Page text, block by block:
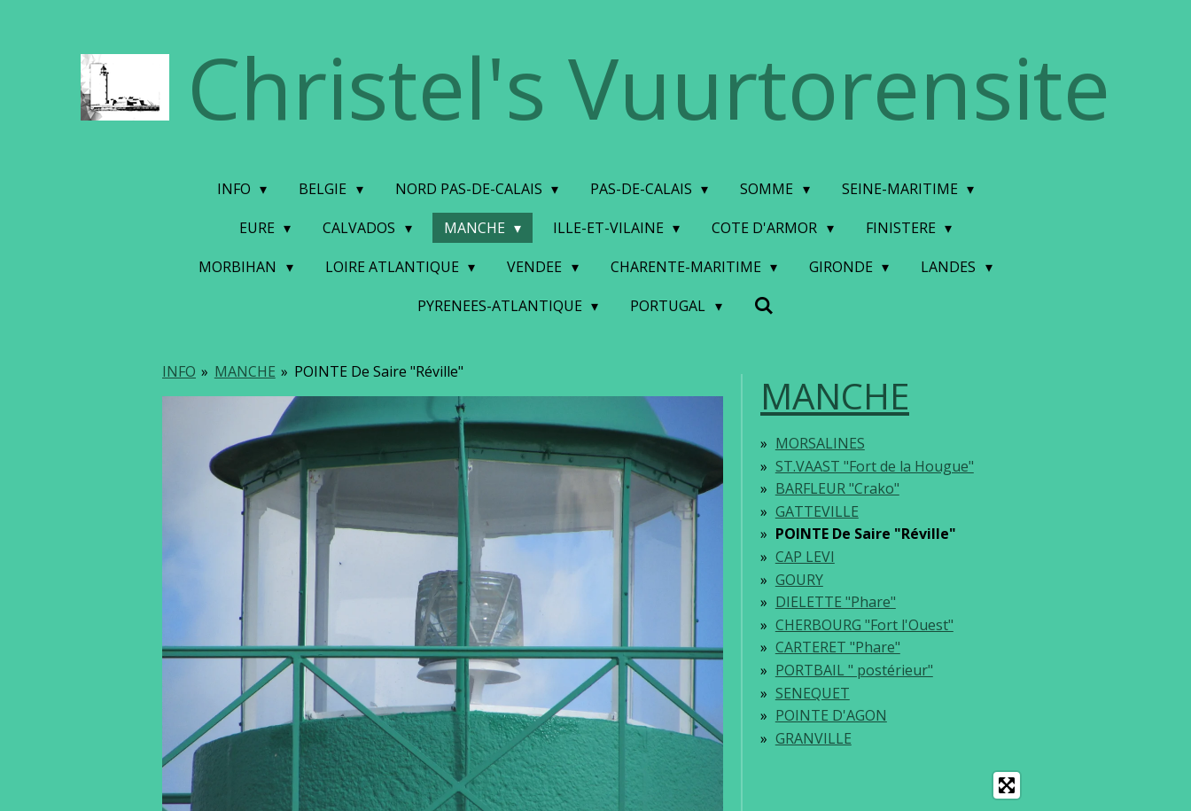
hoofdinhoud
Christel's Vuurtorensite
INFO BELGIE NORD PAS-DE-CALAIS PAS-DE-CALAIS SOMME
SEINE-MARITIME
EURE
CALVADOS MANCHE ILLE-ET-VILAINE COTE D'ARMOR
FINISTERE
MORBIHAN
LOIRE ATLANTIQUE VENDEE CHARENTE-MARITIME GIRONDE
LANDES
PYRENEES-ATLANTIQUE
PORTUGAL
INFO » MANCHE » POINTE De Saire "Réville" MANCHE
MORSALINES
ST.VAAST "Fort de la Hougue"
BARFLEUR "Crako"
GATTEVILLE
POINTE De Saire "Réville"
CAP LEVI
GOURY
DIELETTE "Phare"
CHERBOURG "Fort l'Ouest"
CARTERET "Phare"
PORTBAIL " postérieur"
SENEQUET
POINTE D'AGON
GRANVILLE